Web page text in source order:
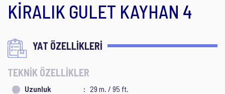
KİRALIK GULET KAYHAN 4
YAT ÖZELLİKLERİ
TEKNİK ÖZELLİKLER
Uzunluk
29 m. / 95 ft.